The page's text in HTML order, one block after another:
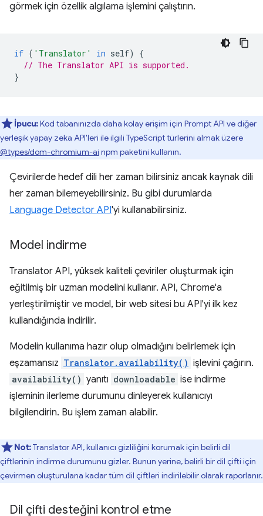
görmek için özellik algılama işlemini çalıştırın.
if ( 'Translator' in self)
{
// The Translator API is supported.
}
İpucu:Kod tabanınızda daha kolay erişim için Prompt API ve diğer
yerleşik yapay zeka API'leri ile ilgili TypeScript türlerini almak üzere
@types/dom-chromium-ai npm paketini kullanın.
Çevirilerde hedef dili her zaman bilirsiniz ancak kaynak dili
her zaman bilemeyebilirsiniz. Bu gibi durumlarda
Language Detector API'yi kullanabilirsiniz.
Model indirme
Translator API, yüksek kaliteli çeviriler oluşturmak için
eğitilmiş bir uzman modelini kullanır. API, Chrome'a
yerleştirilmiştir ve model, bir web sitesi bu API'yi ilk kez
kullandığında indirilir.
Modelin kullanıma hazır olup olmadığını belirlemek için
eşzamansız Translator.availability() işlevini çağırın.
availability() yanıtı downloadable ise indirme
işleminin ilerleme durumunu dinleyerek kullanıcıyı
bilgilendirin. Bu işlem zaman alabilir.
Not:Translator API, kullanıcı gizliliğini korumak için belirli dil
çiftlerinin indirme durumunu gizler. Bunun yerine, belirli bir dil çifti için
çevirmen oluşturulana kadar tüm dil çiftleri indirilebilir olarak raporlanır.
Dil çifti desteğini kontrol etme